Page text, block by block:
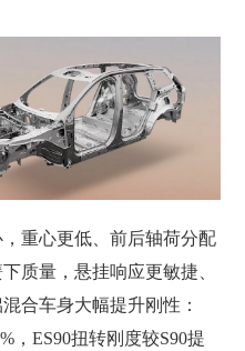
重心更低、前后轴荷分配
质量，悬挂响应更敏捷、
合车身大幅提升刚性：
，ES90扭转刚度较S90提